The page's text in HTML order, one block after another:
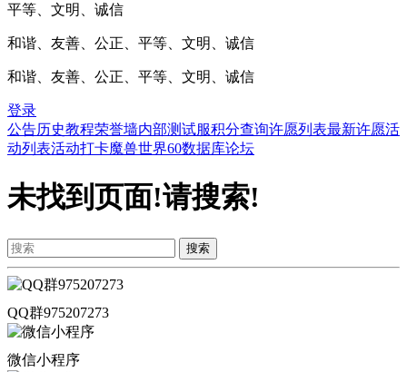
平等、文明、诚信
和谐、友善、公正、平等、文明、诚信
和谐、友善、公正、平等、文明、诚信
登录
公告历史教程荣誉墙内部测试服积分查询许愿列表最新许愿活
动列表活动打卡魔兽世界60数据库论坛
未找到页面!请搜索!
搜索
QQ群975207273
微信小程序